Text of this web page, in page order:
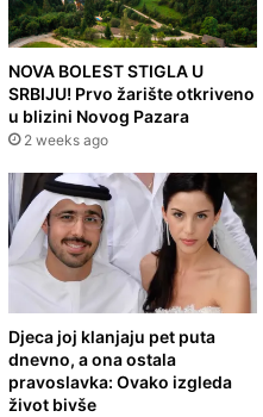
NOVA BOLEST STIGLA U
SRBIJU! Prvo žarište otkriveno
u blizini Novog Pazara
2 weeks ago
Djeca joj klanjaju pet puta
dnevno, a ona ostala
pravoslavka: Ovako izgleda
život bivše